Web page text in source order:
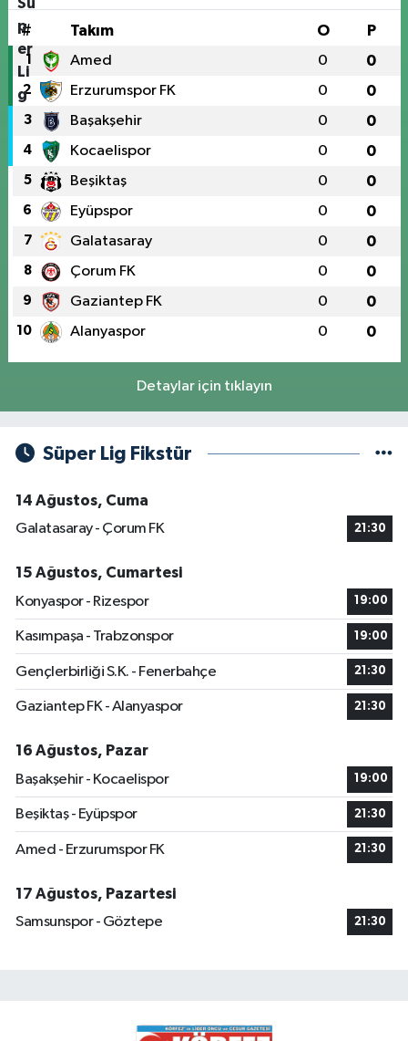
# Takım O P
1 Amed 0 0
2 Erzurumspor FK 0 0
3 Başakşehir 0 0
4 Kocaelispor 0 0
5 Beşiktaş 0 0
6 Eyüpspor 0 0
7 Galatasaray 0 0
8 Çorum FK 0 0
9 Gaziantep FK 0 0
10 Alanyaspor 0 0
Detaylar için tıklayın
Süper Lig Fikstür
14 Ağustos, Cuma
Galatasaray - Çorum FK
21:30
15 Ağustos, Cumartesi
Konyaspor - Rizespor
19:00
Kasımpaşa - Trabzonspor 19:00
Gençlerbirliği S.K. - Fenerbahçe 21:30
Gaziantep FK - Alanyaspor 21:30
16 Ağustos, Pazar
Başakşehir - Kocaelispor
19:00
Beşiktaş - Eyüpspor 21:30
Amed - Erzurumspor FK 21:30
17 Ağustos, Pazartesi
Samsunspor - Göztepe
21:30